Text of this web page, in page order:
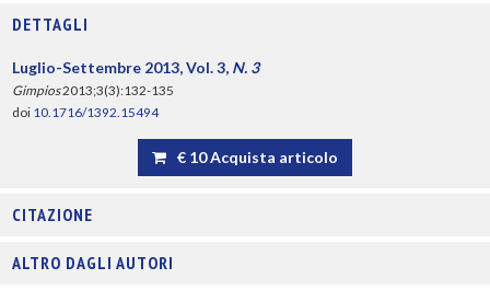
DETTAGLI
Luglio-Settembre 2013, Vol. 3, N. 3
Gimpios2013;3(3):132-135
doi 10.1716/1392.15494
€ 10 Acquista articolo
CITAZIONE
ALTRO DAGLI AUTORI